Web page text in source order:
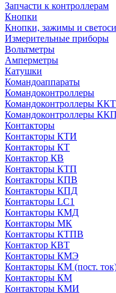
Запчасти к контроллерам
Кнопки
Кнопки, зажимы и
Измерительные приборы
Вольтметры
Амперметры
Катушки
Командоаппараты
Командоконтроллеры
Командоконтроллеры ККТ
Командоконтроллеры ККП
Контакторы
Контакторы КТИ
Контакторы КТ
Контактор КВ
Контакторы КТП
Контакторы КПВ
Контакторы КПД
Контакторы LC1
Контакторы КМД
Контакторы МК
Контакторы КТПВ
Контактор КВТ
Контакторы КМЭ
Контакторы КМ (пост.
Контакторы КМ
Контакторы КМИ